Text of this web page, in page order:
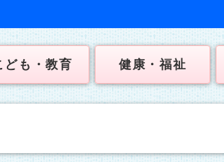
ども・教育 健康・福祉